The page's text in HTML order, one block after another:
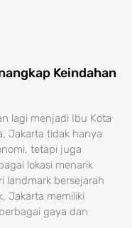
Keindahan
lagi menjadi Ibu Kota
Jakarta tidak hanya
tetapi juga
lokasi menarik
landmark bersejarah
Jakarta memiliki
gaya dan